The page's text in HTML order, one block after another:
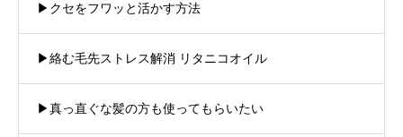
▶︎クセをフワッと活かす方法
▶︎絡む毛先ストレス解消 リタニコオイル
▶︎真っ直ぐな髪の方も使ってもらいたい